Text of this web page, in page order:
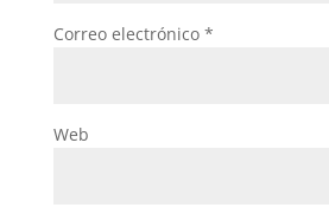
Correo electrónico *
Web